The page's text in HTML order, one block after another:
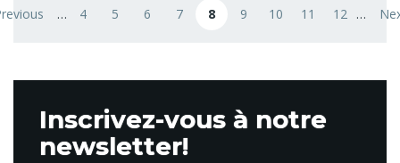
page
… Page
4 Page
5 Page
6 Page
7 Page courante
8 Page
9 Page
10 Page
11 Page
12 …
Inscrivez-vous à notre
newsletter!